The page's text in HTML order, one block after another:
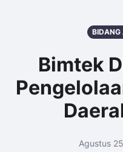
BIDANG
Bimtek
Agustus